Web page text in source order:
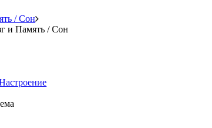
/ Сон
и Память / Сон